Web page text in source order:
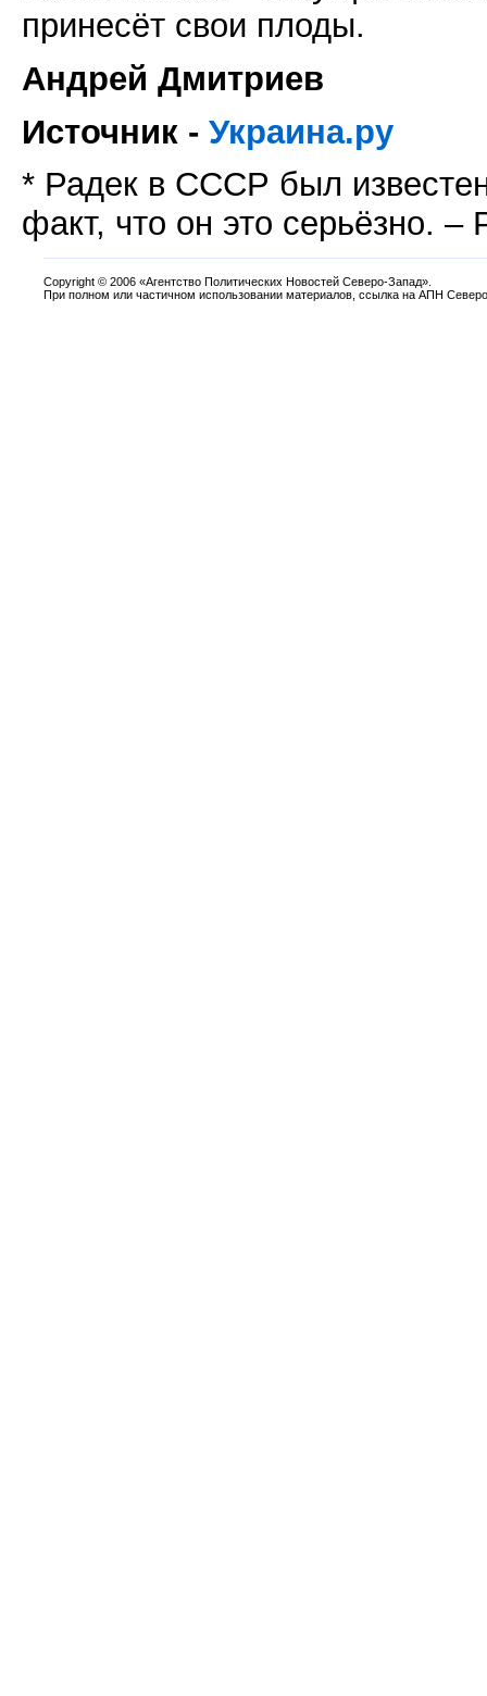
принесёт свои плоды.
Андрей Дмитриев
Источник - Украина.ру
* Радек в СССР был
факт, что он это серьёзно. –
Copyright © 2006 «Агентство Политических Новостей Северо-Запад».
При полном или частичном использовании материалов, ссылка на АПН